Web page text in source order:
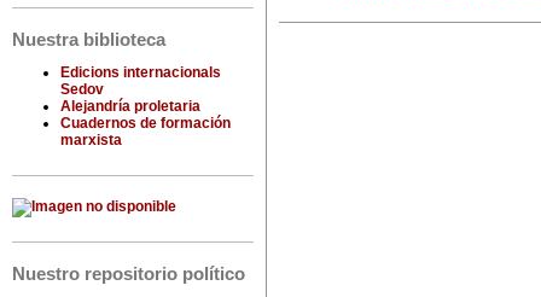
Nuestra biblioteca
Edicions internacionals
Sedov
Alejandría proletaria
Cuadernos de formación
marxista
Nuestro repositorio político